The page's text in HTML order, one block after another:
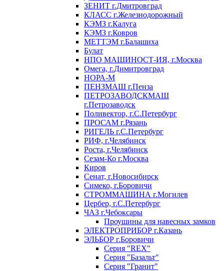
ЗЕНИТ г.Дмитровград
КЛАСС г.Железнодорожный
КЭМЗ г.Калуга
КЭМЗ г.Ковров
МЕТТЭМ г.Балашиха
Булат
НПО МАШИНОСТ-ИЯ, г.Москва
Омега, г.Димитровград
НОРА-М
ПЕНЗМАШ г.Пенза
ПЕТРОЗАВОДСКМАШ
г.Петрозаводск
Поливектор, г.С.Петербург
ПРОСАМ г.Рязань
РИГЕЛЬ г.С.Петербург
РИФ, г.Челябинск
Роста, г.Челябинск
Сезам-Ко г.Москва
Киров
Сенат, г.Новосибирск
Симеко, г.Боровичи
СТРОММАШИНА г.Могилев
Цербер, г.С.Петербург
ЧАЗ г.Чебоксары
Проушины для навесных замков
ЭЛЕКТРОПРИБОР г.Казань
ЭЛЬБОР г.Боровичи
Серия "REX"
Серия "Базальт"
Серия "Гранит"